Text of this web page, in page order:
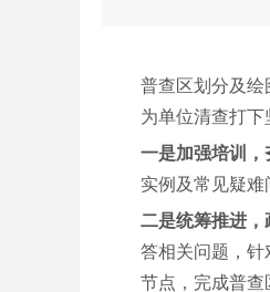
普查区划分及绘
为单位清查打下
一是加强培训，
实例及常见疑难
二是统筹推进，
答相关问题，
节点，完成普查